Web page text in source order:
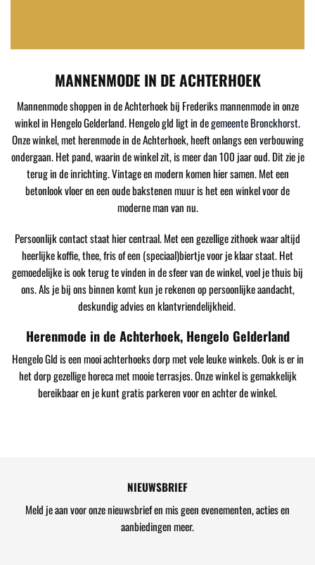
MANNENMODE IN DE ACHTERHOEK
Mannenmode shoppen in de Achterhoek bij Frederiks mannenmode in onze
winkel in Hengelo Gelderland. Hengelo gld ligt in degemeente Bronckhorst.
Onze winkel, met herenmode in de Achterhoek, heeft onlangs een verbouwing
ondergaan. Het pand, waarin de winkel zit, is meer dan 100 jaar oud. Dit zie je
terug in de inrichting. Vintage en modern komen hier samen. Met een
betonlook vloer en een oude bakstenen muur is het een winkel voor de
moderne man van nu.
Persoonlijk contact staat hier centraal. Met een gezellige zithoek waar altijd
heerlijke koffie, thee, fris of een (speciaal)biertje voor je klaar staat. Het
gemoedelijke is ook terug te vinden in de sfeer van de winkel, voel je thuis bij
ons. Als je bij ons binnen komt kun je rekenen op persoonlijke aandacht,
deskundig advies en klantvriendelijkheid.
Herenmode in de Achterhoek, Hengelo Gelderland
Hengelo Gld is een mooi achterhoeks dorp met vele leuke winkels. Ook is er in
het dorp gezellige horeca met mooie terrasjes. Onze winkel is gemakkelijk
bereikbaar en je kunt gratis parkeren voor en achter de winkel.
NIEUWSBRIEF
Meld je aan voor onze nieuwsbrief en mis geen evenementen, acties en
aanbiedingen meer.